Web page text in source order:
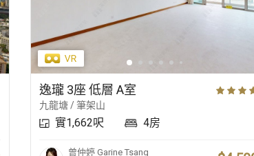
逸瓏 3座 低層 A室
九龍塘 / 筆架山
實1,662呎 4房
曾仲婷 Garine Tsang